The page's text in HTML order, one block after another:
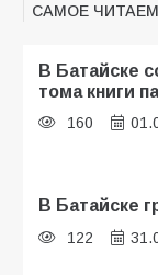
САМОЕ
В Батайске
тома книги
160
В Батайске
122